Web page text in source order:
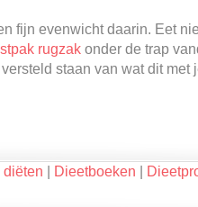
fijn evenwicht daarin. Eet
rugzak onder de trap
staan van wat dit met
diëten Dieetboeken